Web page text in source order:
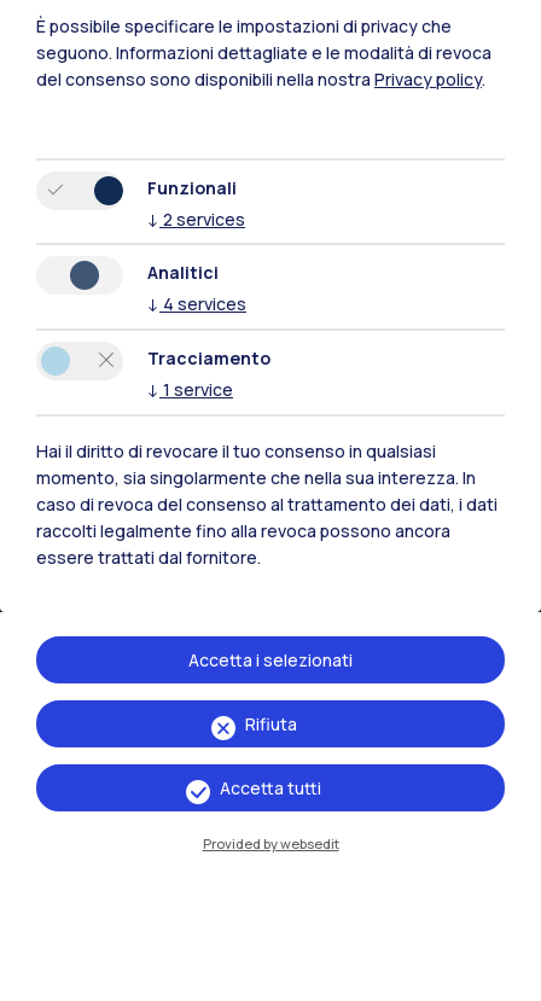
Milano Leonardo
Milano Bovisa
Cremona
Lecco
Mantova
Piacenza
Naviga il sito
Risorse
Contattaci
È possibile specificare le impostazioni di privacy che
seguono. Informazioni dettagliate e le modalità di revoca
del consenso sono disponibili nella nostra Privacy policy.
Funzionali
↓ 2 services
Analitici
↓ 4 services
Tracciamento
↓ 1 service
Hai il diritto di revocare il tuo consenso in qualsiasi
momento, sia singolarmente che nella sua interezza. In
caso di revoca del consenso al trattamento dei dati, i dati
raccolti legalmente fino alla revoca possono ancora
essere trattati dal fornitore.
Rifiuta
Accetta i selezionati
Accetta tutti
Provided by websedit